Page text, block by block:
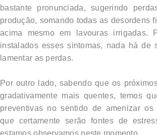
bastante pronunciada, sugerindo
produção, somando todas as desordens
acima mesmo em lavouras irrigadas.
instalados esses sintomas, nada há de
lamentar as perdas.
Por outro lado, sabendo que os
gradativamente mais quentes, temos
preventivas no sentido de amenizar os
que certamente serão fontes de
estamos observamos neste momento.